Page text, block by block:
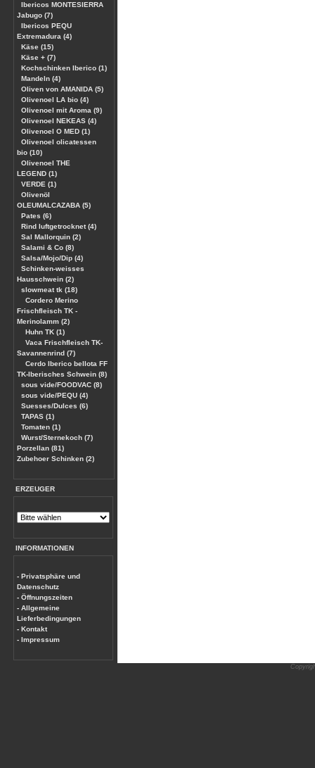
Ibericos MONTESIERRA
Jabugo (7)
Ibericos PEQU
Extremadura (4)
Käse (15)
Käse + (7)
Kochschinken Iberico (1)
Mandeln (4)
Oliven von AMANIDA (5)
Olivenoel LA bio (4)
Olivenoel mit Aroma (9)
Olivenoel NEKEAS (4)
Olivenoel O MED (1)
Olivenoel olicatessen
bio (10)
Olivenoel THE
LEGEND (1)
VERDE (1)
Olivenöl
OLEUMALCAZABA (5)
Pates (6)
Rind luftgetrocknet (4)
Sal Mallorquin (2)
Salami & Co (8)
Salsa/Mojo/Dip (4)
Schinken-weisses
Hausschwein (2)
slowmeat tk (18)
Cordero Merino
Frischfleisch TK -
Merinolamm (2)
Huhn TK (1)
Vaca Frischfleisch TK-
Savannenrind (7)
Cerdo Iberico bellota FF
TK-Iberisches Schwein (8)
sous vide/FOODVAC (8)
sous vide/PEQU (4)
Suesses/Dulces (6)
TAPAS (1)
Tomaten (1)
Wurst/Sternekoch (7)
Porzellan (81)
Zubehoer Schinken (2)
ERZEUGER
INFORMATIONEN
- Privatsphäre und
Datenschutz
- Öffnungszeiten
- Allgemeine
Lieferbedingungen
- Kontakt
- Impressum